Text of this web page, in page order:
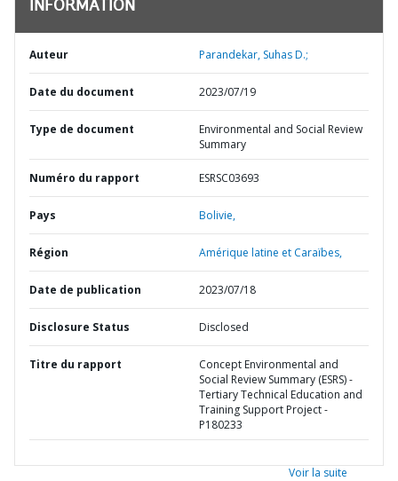
INFORMATION
Auteur Parandekar, Suhas D.;
Date du document 2023/07/19
Type de document
Environmental and Social Review
Summary
Numéro du rapport ESRSC03693
Pays Bolivie,
Région Amérique latine et Caraïbes,
Date de publication 2023/07/18
Disclosure Status Disclosed
Titre du rapport
Concept Environmental and
Social Review Summary (ESRS) -
Tertiary Technical Education and
Training Support Project -
P180233
Voir la suite